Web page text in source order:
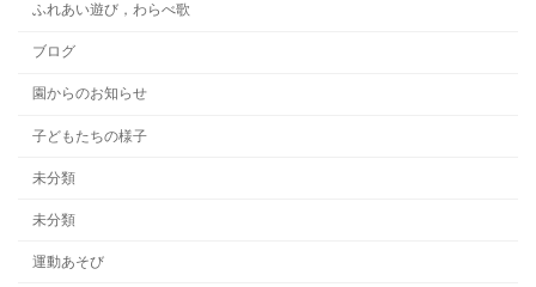
ふれあい遊び，わらべ歌
ブログ
園からのお知らせ
子どもたちの様子
未分類
未分類
運動あそび